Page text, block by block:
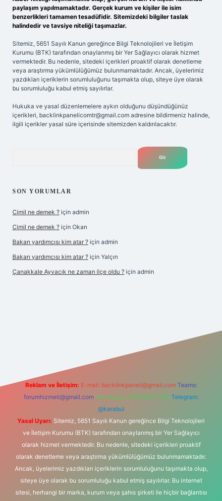
paylaşım yapılmamaktadır. Gerçek kurum ve kişiler ile isim
benzerlikleri tamamen tesadüfidir. Sitemizdeki bilgiler taslak
halindedir ve tavsiye niteliği taşımazlar.
Sitemiz, 5651 Sayılı Kanun gereğince Bilgi Teknolojileri ve İletişim
Kurumu (BTK) tarafından onaylanmış bir Yer Sağlayıcı olarak hizmet
vermektedir. Bu nedenle, sitedeki içerikleri proaktif olarak denetleme
veya araştırma yükümlülüğümüz bulunmamaktadır. Ancak, üyelerimiz
yazdıkları içeriklerin sorumluluğunu taşımakta olup, siteye üye olarak
bu sorumluluğu kabul etmiş sayılırlar.
Hukuka ve yasal düzenlemelere aykırı olduğunu düşündüğünüz
içerikleri, backlinkpanelicomtr@gmail.com adresine bildirmeniz halinde,
ilgili içerikler yasal süre içerisinde sitemizden kaldırılacaktır.
SON YORUMLAR
Cimil ne demek ? için admin
Cimil ne demek ? için Okan
Bakan yardımcısı kim atar ? için admin
Bakan yardımcısı kim atar ? için Yalçın
Çanakkale Ayvacık ne zaman ilçe oldu ? için admin
Reklam ve İletişim: E-mail: backlinkpaneli@gmail.com Teams:
forumhizmeti@gmail.com Whatsapp: 0262 606 0 726 Telegram:
@karabul
Yasal Uyarı: Sitemiz, 5651 Sayılı Kanun gereğince Bilgi Teknolojileri
ve İletişim Kurumu (BTK) tarafından onaylanmış bir Yer Sağlayıcı
olarak hizmet vermektedir. Bu nedenle, sitedeki içerikleri proaktif
olarak denetleme veya araştırma yükümlülüğümüz bulunmamaktadır.
Ancak, üyelerimiz yazdıkları içeriklerin sorumluluğunu taşımakta olup,
siteye üye olarak bu sorumluluğu kabul etmiş sayılırlar. Bu internet
sitesi, herhangi bir marka, kurum veya şahıs şirketi ile hiçbir bağlantısı